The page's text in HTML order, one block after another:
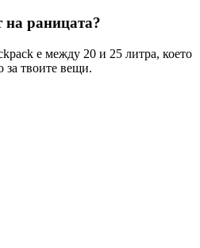
на раницата?
е между 20 и 25 литра, което
за твоите вещи.